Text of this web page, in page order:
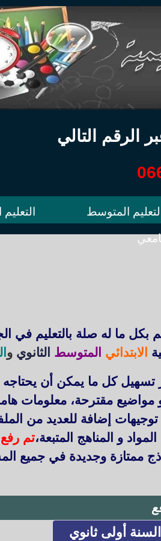
الرقم التالي
المتوسط التعليم
بكل ما له صلة بالتعليم في
الابتدائي المتوسط الثانوي و
كل ما يمكن أن يحتاجه
مواضيع مقترحة، معلومات
إضافة للعديد من
و المناهج المتبعة،تم رفع
ممتازة وجديدة في جميع
السنة أولى ثانوي